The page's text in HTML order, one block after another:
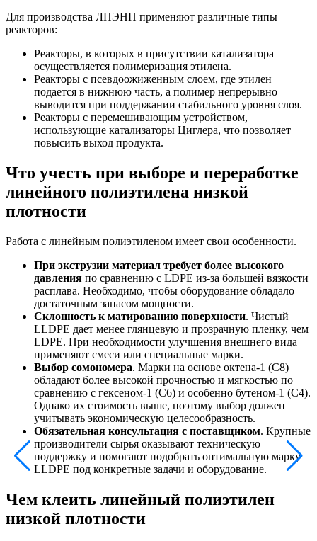
Для производства ЛПЭНП применяют различные типы
реакторов:
Реакторы, в которых в присутствии катализатора
осуществляется полимеризация этилена.
Реакторы с псевдоожиженным слоем, где этилен
подается в нижнюю часть, а полимер непрерывно
выводится при поддержании стабильного уровня слоя.
Реакторы с перемешивающим устройством,
использующие катализаторы Циглера, что позволяет
повысить выход продукта.
Что учесть при выборе и переработке
линейного полиэтилена низкой
плотности
Работа с линейным полиэтиленом имеет свои особенности.
При экструзии материал требует более высокого
давления по сравнению с LDPE из-за большей вязкости
расплава. Необходимо, чтобы оборудование обладало
достаточным запасом мощности.
Склонность к матированию поверхности. Чистый
LLDPE дает менее глянцевую и прозрачную пленку, чем
LDPE. При необходимости улучшения внешнего вида
применяют смеси или специальные марки.
Выбор сомономера. Марки на основе октена-1 (C8)
обладают более высокой прочностью и мягкостью по
сравнению с гексеном-1 (C6) и особенно бутеном-1 (C4).
Однако их стоимость выше, поэтому выбор должен
учитывать экономическую целесообразность.
Обязательная консультация с поставщиком. Крупные
производители сырья оказывают техническую
поддержку и помогают подобрать оптимальную марку
LLDPE под конкретные задачи и оборудование.
Чем клеить линейный полиэтилен
низкой плотности